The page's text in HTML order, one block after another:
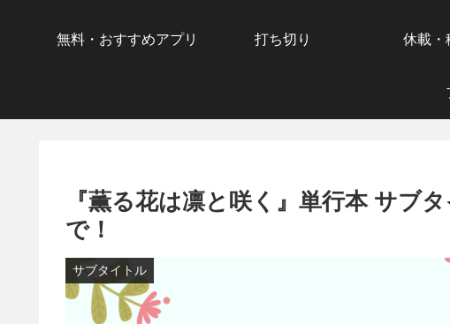
無料・おすすめアプリ 打ち切り 休載・
『薫る花は凛と咲く』単行本 サブ
で！
サブタイトル